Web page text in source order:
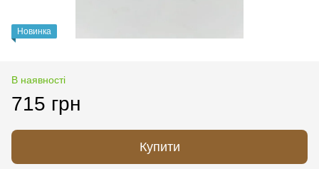
Новинка
В наявності
715 грн
Купити